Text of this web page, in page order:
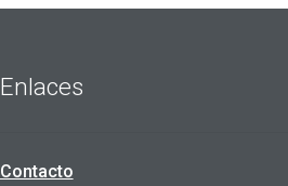
Enlaces
Contacto